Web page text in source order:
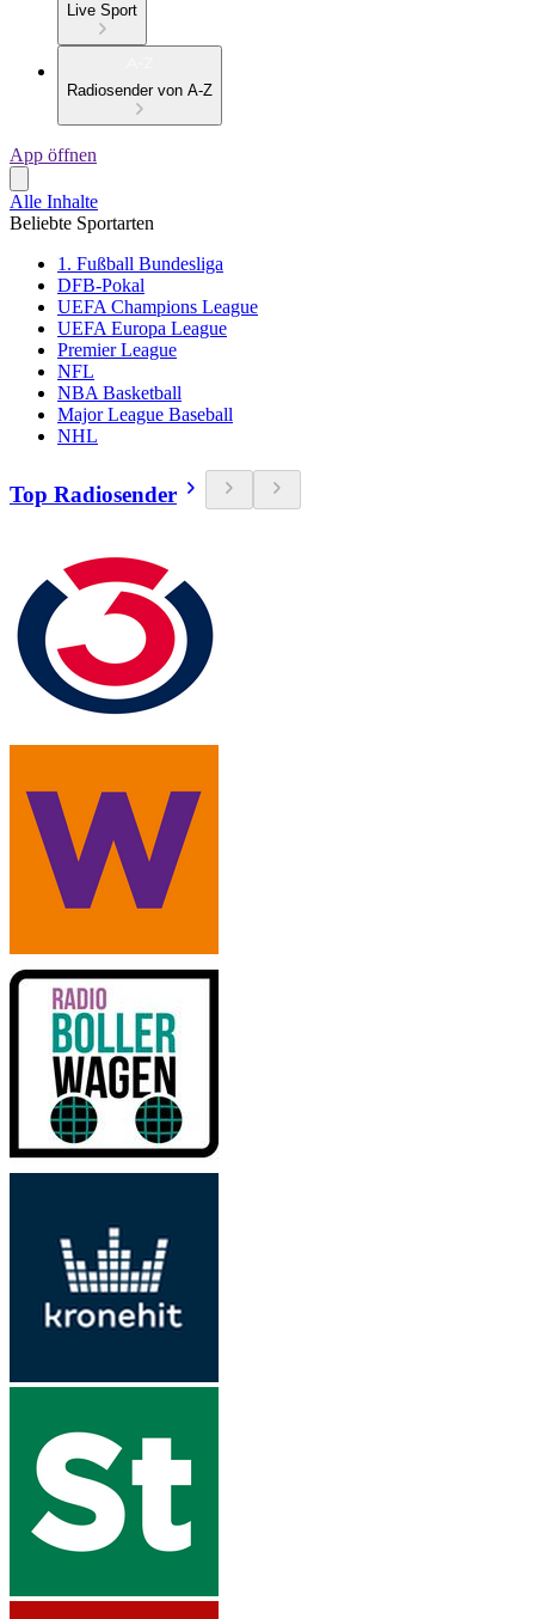
Live Sport
Radiosender von A-Z
App öffnen
Alle Inhalte
Beliebte Sportarten
1. Fußball Bundesliga
DFB-Pokal
UEFA Champions League
UEFA Europa League
Premier League
NFL
NBA Basketball
Major League Baseball
NHL
Top Radiosender